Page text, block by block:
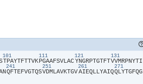
101
​T​​P​​A​​Y​​T​​F​​T​​T​​V​​K​
111
​P​​G​​A​​A​​F​​S​​V​​L​​A​​C​
121
​Y​​N​​G​​R​​P​​T​​G​​T​​F​​T​
131
​V​​V​​M​​R​​P​​N​​Y​​T​​I​
​N​
241
​Q​​F​​T​​E​​F​​V​​G​​T​​Q​​S​
251
​V​​D​​M​​L​​A​​V​​K​​T​​G​​V​
261
​A​​I​​E​​Q​​L​​L​​Y​​A​​I​​Q​
271
​Q​​L​​Y​​T​​G​​F​​Q​​G​